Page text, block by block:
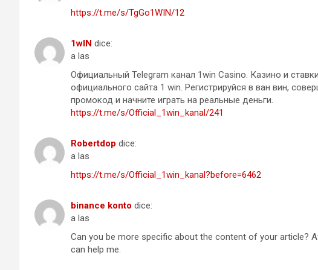
https://t.me/s/TgGo1WIN/12
1wIN dice:
a las
Официальный Telegram канал 1win Casinо. Казинo и
официального сайта 1 win. Регистрируйся в ван вин,
промокод и начните играть на реальные деньги.
https://t.me/s/Official_1win_kanal/241
Robertdop dice:
a las
https://t.me/s/Official_1win_kanal?before=6462
binance konto dice:
a las
Can you be more specific about the content of your article?
can help me.